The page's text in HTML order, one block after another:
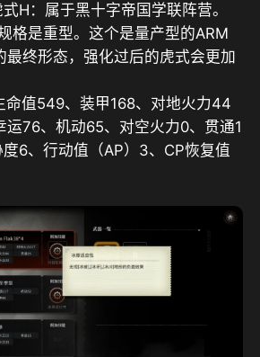
H：属于黑十字帝国学联阵营。
格是重型。这个是量产型的ARM
最终形态，强化过后的虎式会更加
命值549、装甲168、对地火力44
运76、机动65、对空火力0、贯通1
6、行动值（AP）3、CP恢复值